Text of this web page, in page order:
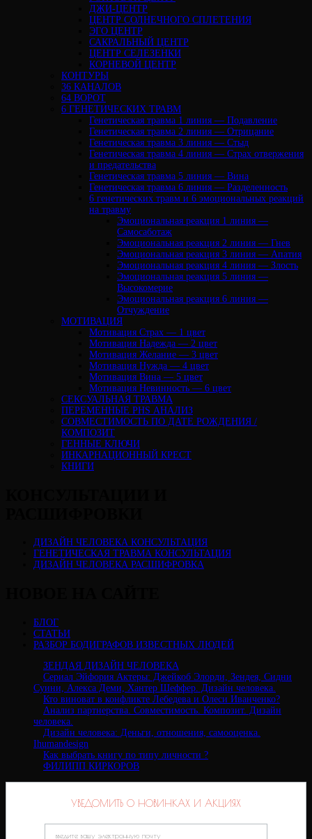
ДЖИ-ЦЕНТР
ЦЕНТР СОЛНЕЧНОГО СПЛЕТЕНИЯ
ЭГО ЦЕНТР
САКРАЛЬНЫЙ ЦЕНТР
ЦЕНТР СЕЛЕЗЕНКИ
КОРНЕВОЙ ЦЕНТР
КОНТУРЫ
36 КАНАЛОВ
64 ВОРОТ
6 ГЕНЕТИЧЕСКИХ ТРАВМ
Генетическая травма 1 линия — Подавление
Генетическая травма 2 линия — Отрицание
Генетическая травма 3 линия — Стыд
Генетическая травма 4 линия — Страх отвержения
и предательства
Генетическая травма 5 линия — Вина
Генетическая травма 6 линия — Разделенность
6 генетических травм и 6 эмоциональных реакций
на травму
Эмоциональная реакция 1 линия —
Самосаботаж
Эмоциональная реакция 2 линия — Гнев
Эмоциональная реакция 3 линия — Апатия
Эмоциональная реакция 4 линия — Злость
Эмоциональная реакция 5 линия —
Высокомерие
Эмоциональная реакция 6 линия —
Отчуждение
МОТИВАЦИЯ
Мотивация Страх — 1 цвет
Мотивация Надежда — 2 цвет
Мотивация Желание — 3 цвет
Мотивация Нужда — 4 цвет
Мотивация Вина — 5 цвет
Мотивация Невинность — 6 цвет
СЕКСУАЛЬНАЯ ТРАВМА
ПЕРЕМЕННЫЕ PHS АНАЛИЗ
CОВМЕСТИМОСТЬ ПО ДАТЕ РОЖДЕНИЯ /
КОМПОЗИТ
ГЕННЫЕ КЛЮЧИ
ИНКАРНАЦИОННЫЙ КРЕСТ
КНИГИ
ДИЗАЙН ЧЕЛОВЕКА КОНСУЛЬТАЦИЯ
ГЕНЕТИЧЕСКАЯ ТРАВМА КОНСУЛЬТАЦИЯ
ДИЗАЙН ЧЕЛОВЕКА РАСШИФРОВКА
БЛОГ
СТАТЬИ
РАЗБОР БОДИГРАФОВ ИЗВЕСТНЫХ ЛЮДЕЙ
ЗЕНДАЯ ДИЗАЙН ЧЕЛОВЕКА
Сериал Эйфория Актеры: Джейкоб Элорди, Зендея, Сидни
Суини, Алекса Деми, Хантер Шеффер. Дизайн человека.
Кто виноват в конфликте Лебедева и Олеси Иванченко?
Анализ партнерства. Совместимость. Композит. Дизайн
человека.
Дизайн человека: Деньги, отношения, самооценка.
Ihumandesign
Как выбрать книгу по типу личности ?
ФИЛИПП КИРКОРОВ
УВЕДОМИТЬ О НОВИНКАХ И АКЦИЯХ